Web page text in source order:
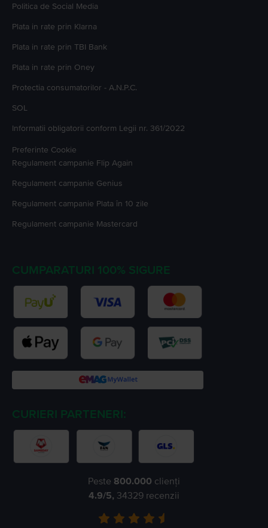
Politica de Social Media
Plata in rate prin Klarna
Plata in rate prin TBI Bank
Plata in rate prin Oney
Protectia consumatorilor - A.N.P.C.
SOL
Informatii obligatorii conform Legii nr. 361/2022
Preferinte Cookie
Regulament campanie Flip Again
Regulament campanie Genius
Regulament campanie Plata în 10 zile
Regulament campanie Mastercard
CUMPARATURI 100% SIGURE
CURIERI PARTENERI:
Peste 800.000 clienți
4.9/5, 34329 recenzii